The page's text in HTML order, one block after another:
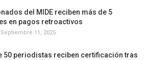
del MIDE reciben más de 5
en pagos retroactivos
11, 2025
50 periodistas reciben certificación tras